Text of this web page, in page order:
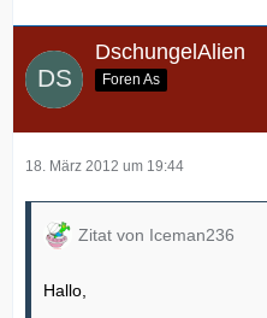
DschungelAlien
Foren As
18. März 2012 um 19:44
Zitat von Iceman236
Hallo,